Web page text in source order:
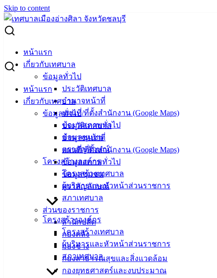
Skip to content
หน้าแรก
เกี่ยวกับเทศบาล
ข้อมูลทั่วไป
ประวัติเทศบาล
อำนาจหน้าที่
แผนที่/ที่ตั้งสำนักงาน (Google Maps)
ข้อมูลสภาพทั่วไป
ข้อมูลชุมชน
ตราสัญลักษณ์
โครงสร้างองค์กร
โครงสร้างเทศบาล
ผู้บริหารและหัวหน้าส่วนราชการ
สภาเทศบาล
ส่วนของราชการ
สำนักปลัด
กองคลัง
กองช่าง
กองสาธารณสุขและสิ่งแวดล้อม
กองยุทธศาสตร์และงบประมาณ
หน้าแรก
เกี่ยวกับเทศบาล
ข้อมูลทั่วไป
ประวัติเทศบาล
อำนาจหน้าที่
แผนที่/ที่ตั้งสำนักงาน (Google Maps)
ข้อมูลสภาพทั่วไป
ข้อมูลชุมชน
ตราสัญลักษณ์
โครงสร้างองค์กร
โครงสร้างเทศบาล
ผู้บริหารและหัวหน้าส่วนราชการ
สภาเทศบาล
Search for:
ผู้ชนะการเสนอราคา จ้างบริการซัก-อบ ผ้าคลุมโต๊ะ
ผู้ชนะการเสนอราคา จ้างบริการซัก-อบ ผ้า
คลุมโต๊ะ
สิงหาคม 21, 2025 สิงหาคม 21, 2025
ประกาศผู้ชนะ